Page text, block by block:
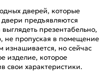
дверей, которые
предъявляются
презентабельно,
не пропуская в помещение
изнашивается, но сейчас
изделие, которое
свои характеристики.